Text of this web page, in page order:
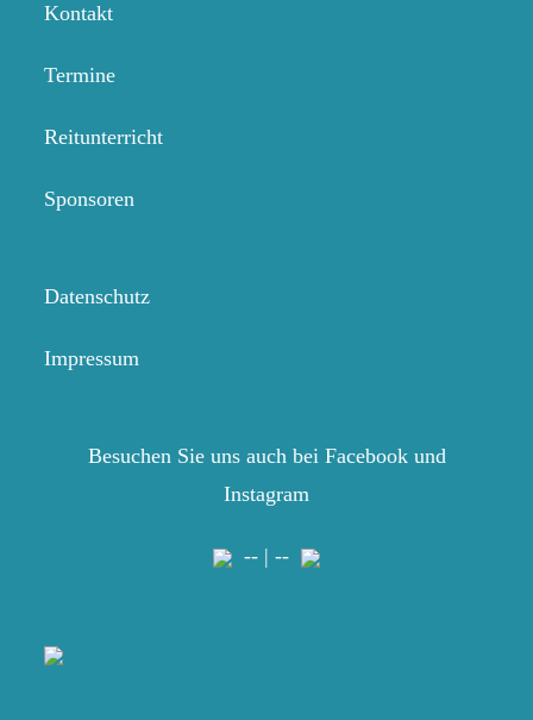
Kontakt
Termine
Reitunterricht
Sponsoren
Datenschutz
Impressum
Besuchen Sie uns auch bei Facebook und
Instagram
-- | --